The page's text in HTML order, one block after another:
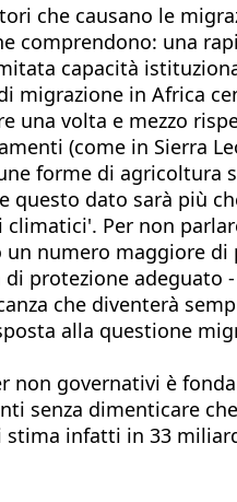
che causano le
comprendono: una
capacità
in Africa
volta e mezzo
(come in Sierra
forme di
dato sarà più
Per non
numero maggiore di
protezione adeguato
che diventerà
alla questione
non governativi è
senza dimenticare
infatti in 33